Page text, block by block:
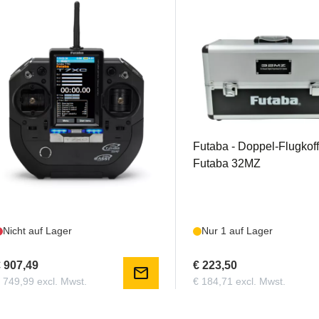
T7XC + R334SBS
Nicht auf Lager
907,49
749,99 excl. Mwst. mail
FUT01001515
Futaba - Doppel-
Futaba 32MZ
Nur 1 auf Lager
€ 223,50
€ 184,71 excl. Mwst.